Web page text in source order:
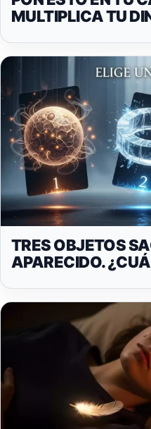
MULTIPLICA TU
TRES OBJETOS
APARECIDO.